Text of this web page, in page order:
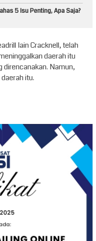
5 Isu Penting, Apa Saja?
Iain Cracknell, telah
daerah itu
direncanakan. Namun,
itu.